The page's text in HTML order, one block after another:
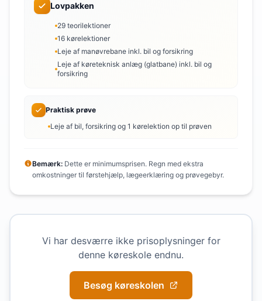
Lovpakken
29 teorilektioner
16 kørelektioner
Leje af manøvrebane inkl. bil og forsikring
Leje af køreteknisk anlæg (glatbane) inkl. bil og
forsikring
Praktisk prøve
Leje af bil, forsikring og 1 kørelektion op til prøven
Bemærk: Dette er minimumsprisen. Regn med ekstra
omkostninger til førstehjælp, lægeerklæring og prøvegebyr.
Vi har desværre ikke prisoplysninger for
denne køreskole endnu.
Besøg køreskolen